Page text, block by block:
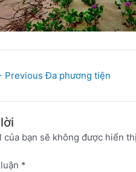
Previous Đa phương tiện
của bạn sẽ không được hiển
*